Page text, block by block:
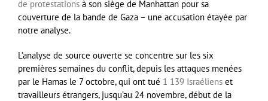
de protestations à son siège de Manhattan pour sa
couverture de la bande de Gaza – une accusation étayée par
notre analyse.
L’analyse de source ouverte se concentre sur les six
premières semaines du conflit, depuis les attaques menées
par le Hamas le 7 octobre, qui ont tué 1 139 Israéliens et
travailleurs étrangers, jusqu’au 24 novembre, début de la